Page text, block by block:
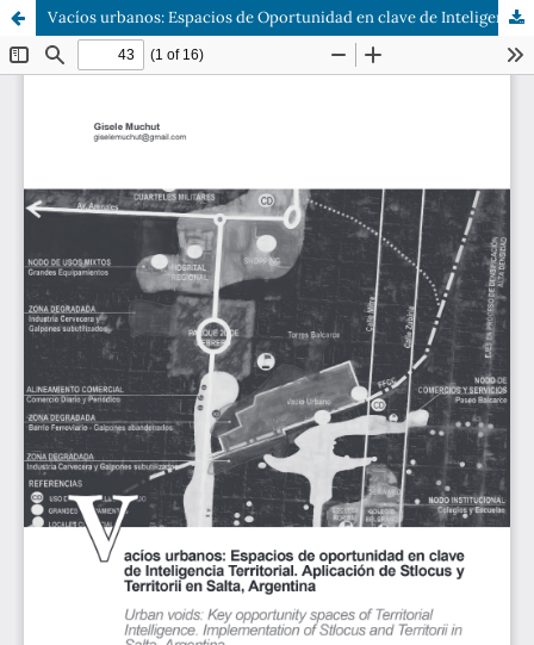
Vacíos urbanos: Espacios de Oportunidad en clave de Inteligencia Territorial. Aplicación de Stlocus y Territorii en Salta, Argentina